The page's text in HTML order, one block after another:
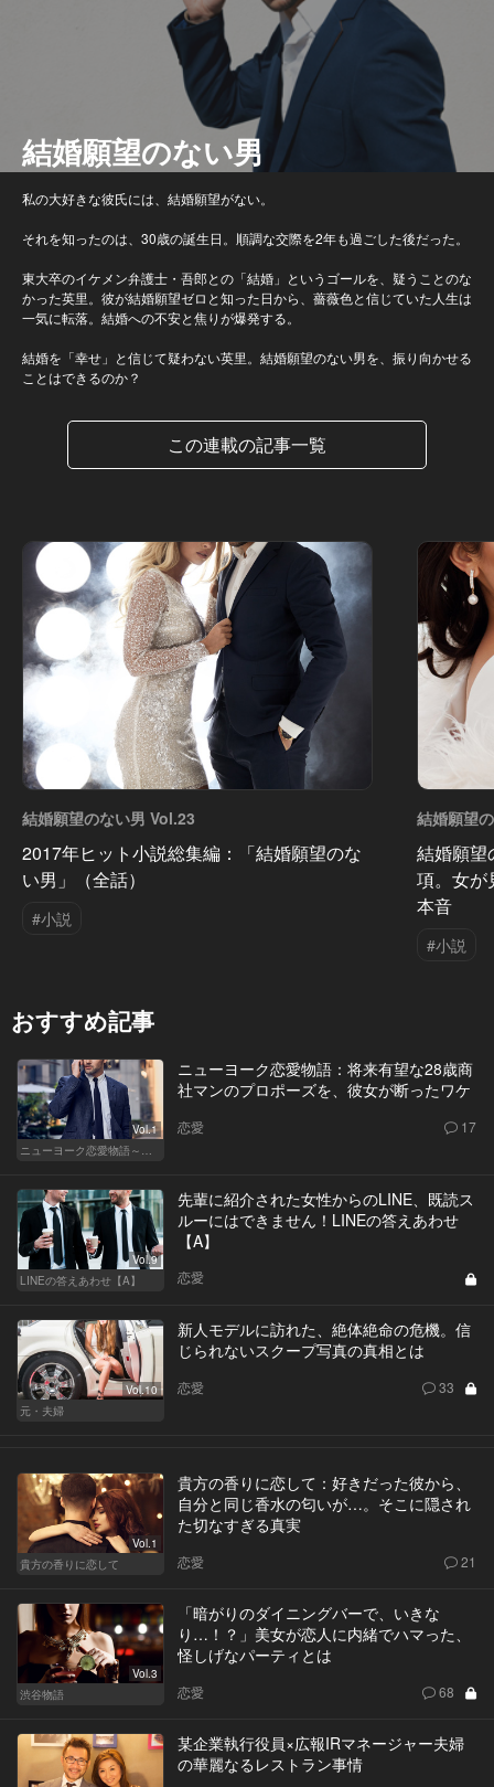
結婚願望のない男
私の大好きな彼氏には、結婚願望がない。
それを知ったのは、30歳の誕生日。順調な交際を2年も過ごした後だった。
東大卒のイケメン弁護士・吾郎との「結婚」というゴールを、疑うことのな
かった英里。彼が結婚願望ゼロと知った日から、薔薇色と信じていた人生は
一気に転落。結婚への不安と焦りが爆発する。
結婚を「幸せ」と信じて疑わない英里。結婚願望のない男を、振り向かせる
ことはできるのか？
この連載の記事一覧
結婚願望のない男 Vol.23
2017年ヒット小説総集編：「結婚願望のな
い男」（全話）
#小説
結婚願望
結婚願望
項。女が
本音
#小説
おすすめ記事
Vol.1
ニューヨーク恋愛物語～商社マン遥斗の場合～
ニューヨーク恋愛物語：将来有望な28歳商
社マンのプロポーズを、彼女が断ったワケ
恋愛 17
Vol.9
LINEの答えあわせ【A】
先輩に紹介された女性からのLINE、既読ス
ルーにはできません！LINEの答えあわせ
【A】
恋愛
Vol.10
元・夫婦
新人モデルに訪れた、絶体絶命の危機。信
じられないスクープ写真の真相とは
恋愛 33
Vol.1
貴方の香りに恋して
貴方の香りに恋して：好きだった彼から、
自分と同じ香水の匂いが…。そこに隠され
た切なすぎる真実
恋愛 21
Vol.3
渋谷物語
「暗がりのダイニングバーで、いきな
り…！？」美女が恋人に内緒でハマった、
怪しげなパーティとは
恋愛 68
某企業執行役員×広報IRマネージャー夫婦
の華麗なるレストラン事情